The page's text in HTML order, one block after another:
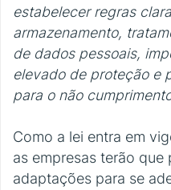
estabelecer regras
armazenamento,
de dados pessoais,
elevado de proteção e
para o não
Como a lei entra em
as empresas terão que
adaptações para se